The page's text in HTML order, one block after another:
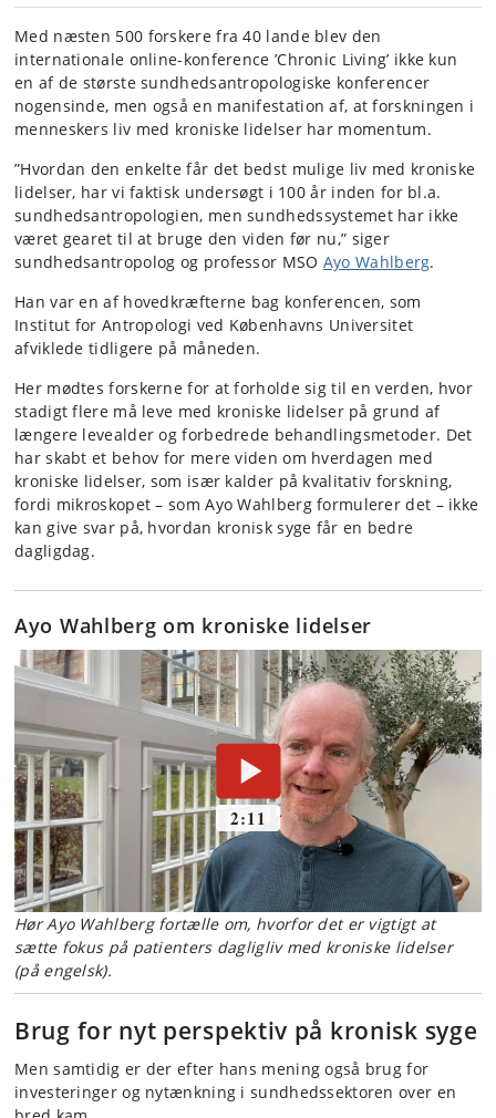
Med næsten 500 forskere fra 40 lande blev den
internationale online-konference ’Chronic Living’ ikke kun
en af de største sundhedsantropologiske konferencer
nogensinde, men også en manifestation af, at forskningen i
menneskers liv med kroniske lidelser har momentum.
”Hvordan den enkelte får det bedst mulige liv med kroniske
lidelser, har vi faktisk undersøgt i 100 år inden for bl.a.
sundhedsantropologien, men sundhedssystemet har ikke
været gearet til at bruge den viden før nu,” siger
sundhedsantropolog og professor MSO Ayo Wahlberg.
Han var en af hovedkræfterne bag konferencen, som
Institut for Antropologi ved Københavns Universitet
afviklede tidligere på måneden.
Her mødtes forskerne for at forholde sig til en verden, hvor
stadigt flere må leve med kroniske lidelser på grund af
længere levealder og forbedrede behandlingsmetoder. Det
har skabt et behov for mere viden om hverdagen med
kroniske lidelser, som især kalder på kvalitativ forskning,
fordi mikroskopet – som Ayo Wahlberg formulerer det – ikke
kan give svar på, hvordan kronisk syge får en bedre
dagligdag.
Ayo Wahlberg om kroniske lidelser
Hør Ayo Wahlberg fortælle om, hvorfor det er vigtigt at
sætte fokus på patienters dagligliv med kroniske lidelser
(på engelsk).
Brug for nyt perspektiv på kronisk syge
Men samtidig er der efter hans mening også brug for
investeringer og nytænkning i sundhedssektoren over en